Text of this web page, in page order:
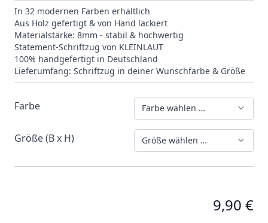
In 32 modernen Farben erhältlich
Aus Holz gefertigt & von Hand lackiert
Materialstärke: 8mm - stabil & hochwertig
Statement-Schriftzug von KLEINLAUT
100% handgefertigt in Deutschland
Lieferumfang: Schriftzug in deiner Wunschfarbe & Größe
Farbe Farbe wählen …
Größe (B x H) Größe wählen …
9,90 €